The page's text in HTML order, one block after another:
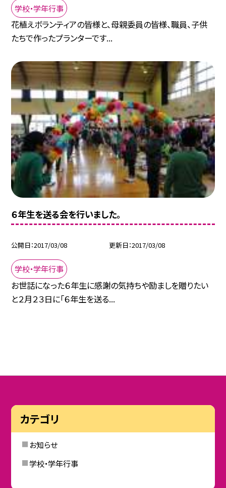
学校・学年行事
花植えボランティアの皆様と、母親委員の皆様、職員、子供
たちで作ったプランターです...
６年生を送る会を行いました。
公開日 2017/03/08 更新日 2017/03/08
学校・学年行事
お世話になった６年生に感謝の気持ちや励ましを贈りたい
と２月２３日に「６年生を送る...
カテゴリ
お知らせ
学校・学年行事